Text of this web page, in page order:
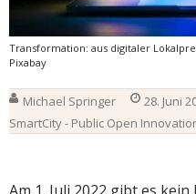
Transformation: aus digitaler
Pixabay
Michael Springer 28. Juni
SmartCity - Public Open